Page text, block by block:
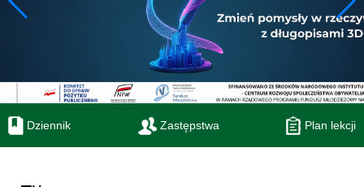
Dziennik Zastępstwa Plan lekcji